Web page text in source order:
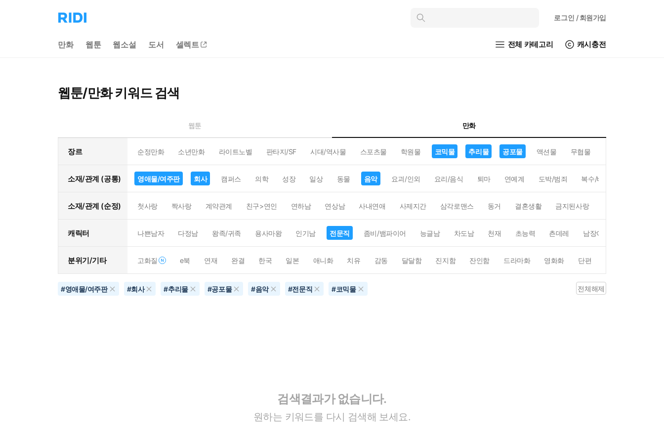
리
디
으
인
로그인 / 회원가입
만화 웹툰 웹소설 도서 셀렉트 전체 카테고리 캐시충전
웹툰/만화 키워드 검색
웹툰 만화
장르 순정만화 소년만화 라이트노벨 판타지/SF 시대/역사물 스포츠물 학원물 코믹물 추리물 공포물 액션물 무협물
소재/관계 (공통) 영애물/여주판 회사 캠퍼스 의학 성장 일상 동물 음악 요괴/인외 요리/음식 퇴마 연예계 도박/범죄 복수/배신
소재/관계 (순정) 첫사랑 짝사랑 계약관계 친구>연인 연하남 연상남 사내연애 사제지간 삼각로맨스 동거 결혼생활 금지된사랑
캐릭터 나쁜남자 다정남 왕족/귀족 용사마왕 인기남 전문직 좀비/뱀파이어 능글남 차도남 천재 초능력 츤데레 남장여자
분위기/기타 고화질 e북 연재 완결 한국 일본 애니화 치유 감동 달달함 진지함 잔인함 드라마화 영화화 단편
#영애물/여주판 #회사 #추리물 #공포물 #음악 #전문직 #코믹물 전체해제
검색결과가 없습니다.
원하는 키워드를 다시 검색해 보세요.